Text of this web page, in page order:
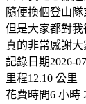
隨便換個登山
但是大家都對
真的非常感謝大
記錄日期2026-
里程12.10 公里
花費時間6 小時